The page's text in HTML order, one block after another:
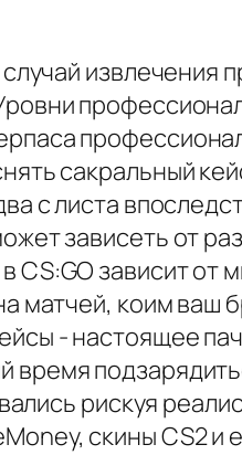
извлечения
сакральный
с листа
зависеть от
зависит
коим ваш
- настоящее
рискуя
скины CS2